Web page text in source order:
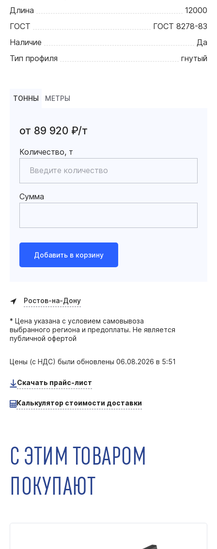
Длина
12000
ГОСТ
ГОСТ 8278-83
Наличие
Да
Тип профиля
гнутый
ТОННЫ МЕТРЫ
от 89 920 ₽/т
Количество, т
Сумма
Добавить в корзину
Ростов-на-Дону
* Цена указана с условием самовывоза
выбранного региона и предоплаты. Не является
публичной офертой
Цены (с НДС) были обновлены 06.08.2026 в 5:51
Скачать прайс-лист
Калькулятор стоимости доставки
С ЭТИМ ТОВАРОМ
ПОКУПАЮТ